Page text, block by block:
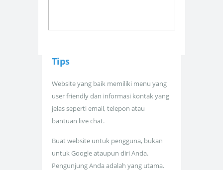
Tips
Website yang baik memiliki menu yang
user friendly dan informasi kontak yang
jelas seperti email, telepon atau
bantuan live chat.
Buat website untuk pengguna, bukan
untuk Google ataupun diri Anda.
Pengunjung Anda adalah yang utama.